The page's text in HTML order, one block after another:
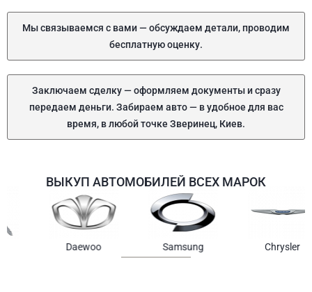
Мы связываемся с вами — обсуждаем детали, проводим
бесплатную оценку.
Заключаем сделку — оформляем документы и сразу
передаем деньги. Забираем авто — в удобное для вас
время, в любой точке Зверинец, Киев.
ВЫКУП АВТОМОБИЛЕЙ ВСЕХ МАРОК
Samsung Chrysler Gmc